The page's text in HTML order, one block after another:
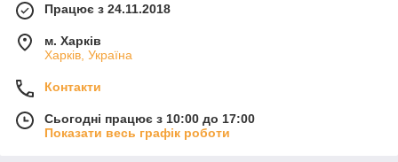
Працює з 24.11.2018
м. Харків
Харків, Україна
Контакти
Сьогодні працює з 10:00 до 17:00
Показати весь графік роботи